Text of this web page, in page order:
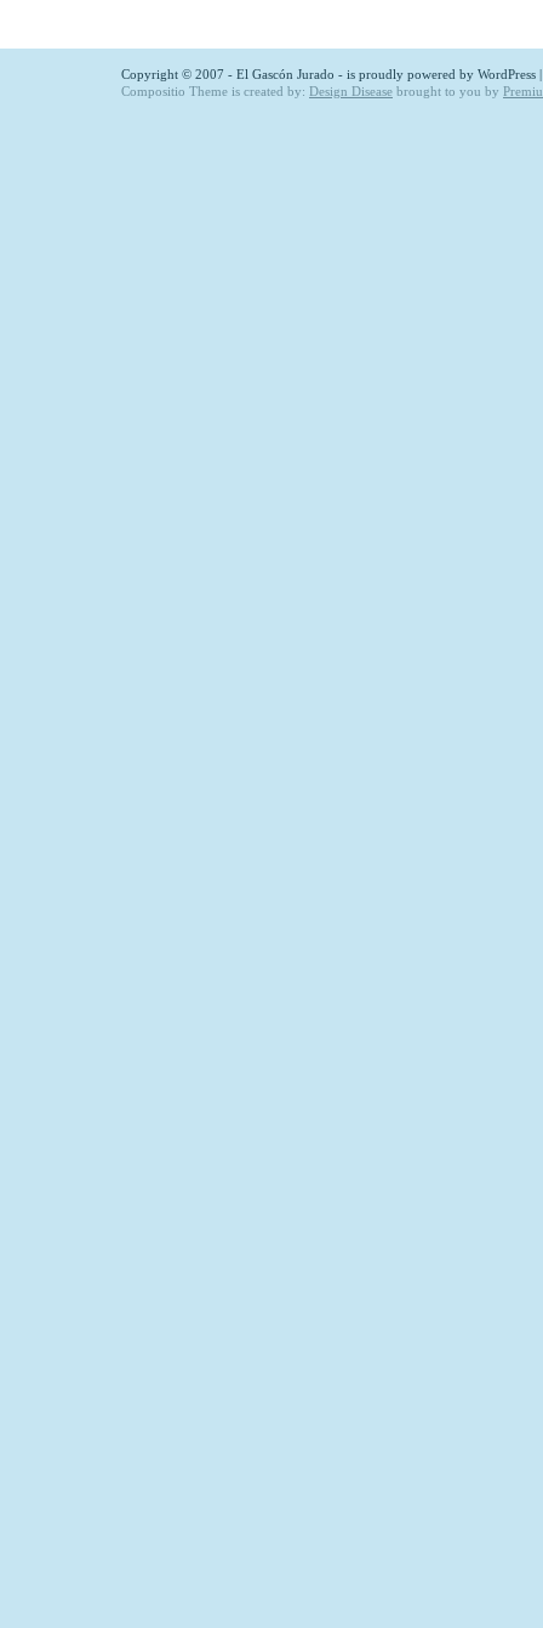
Copyright © 2007 - El Gascón Jurado - is proudly powered by WordPress |
Compositio Theme is created by: Design Disease brought to you by